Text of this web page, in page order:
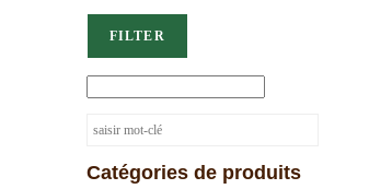
FILTER
Catégories de produits